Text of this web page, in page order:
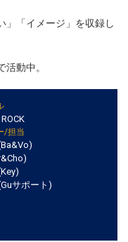
」「イメージ」を収録し
動中。
/担当
サポート)